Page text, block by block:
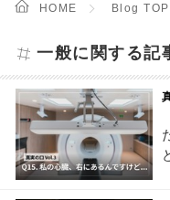
HOME Blog TOP
一般に関する記